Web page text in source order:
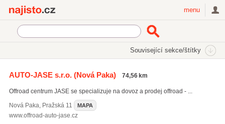
menu
Související sekce/štítky
výměna pneumatik (2761)
servis pneumatik(1658)
AUTO-JASE s.r.o.(Nová Paka) 74,56 km
Offroad centrum JASE se specializuje na dovoz a prodej offroad - ...
Nová Paka, Pražská 11 MAPA
www.offroad-auto-jase.cz